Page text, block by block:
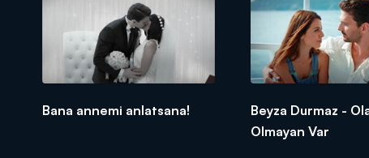
Bana annemi anlatsana!
Beyza Durmaz -
Olmayan Var